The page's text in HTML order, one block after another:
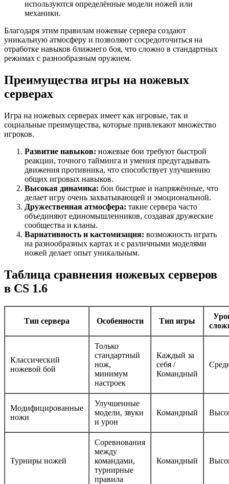
используются определённые модели ножей или
механики.
Благодаря этим правилам ножевые сервера создают
уникальную атмосферу и позволяют сосредоточиться на
отработке навыков ближнего боя, что сложно в стандартных
режимах с разнообразным оружием.
Преимущества игры на ножевых
серверах
Игра на ножевых серверах имеет как игровые, так и
социальные преимущества, которые привлекают множество
игроков.
Развитие навыков: ножевые бои требуют быстрой
реакции, точного тайминга и умения предугадывать
движения противника, что способствует улучшению
общих игровых навыков.
Высокая динамика: бои быстрые и напряжённые, что
делает игру очень захватывающей и эмоциональной.
Дружественная атмосфера: такие сервера часто
объединяют единомышленников, создавая дружеские
сообщества и кланы.
Вариативность и кастомизация: возможность играть
на разнообразных картах и с различными моделями
ножей делает опыт уникальным.
Таблица сравнения ножевых серверов
в CS 1.6
Тип сервера Особенности Тип игры
Классический
ножевой бой
Только
стандартный
нож,
минимум
настроек
Каждый за
себя /
Командный
Модифицированные
ножи
Улучшенные
модели, звуки
и урон
Командный
Турниры ножей
Соревнования
между
командами,
турнирные
правила
Командный